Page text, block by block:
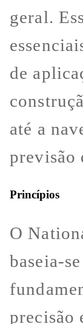
geral.
de
até a
previsão
Princípios
O
baseia-
precisão